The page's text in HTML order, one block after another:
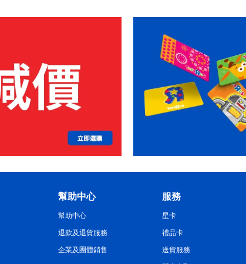
幫助中心
幫助中心
退款及退貨服務
企業及團體銷售
服務
星卡
禮品卡
送貨服務